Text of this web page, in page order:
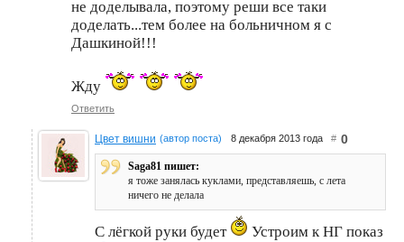
не доделывала, поэтому реши все таки
доделать...тем более на больничном я с
Дашкиной!!!
Жду
Ответить
Цвет вишни (автор поста) 8 декабря 2013 года # 0
Saga81 пишет:
я тоже занялась куклами, представляешь, с лета
ничего не делала
С лёгкой руки будет Устроим к НГ показ